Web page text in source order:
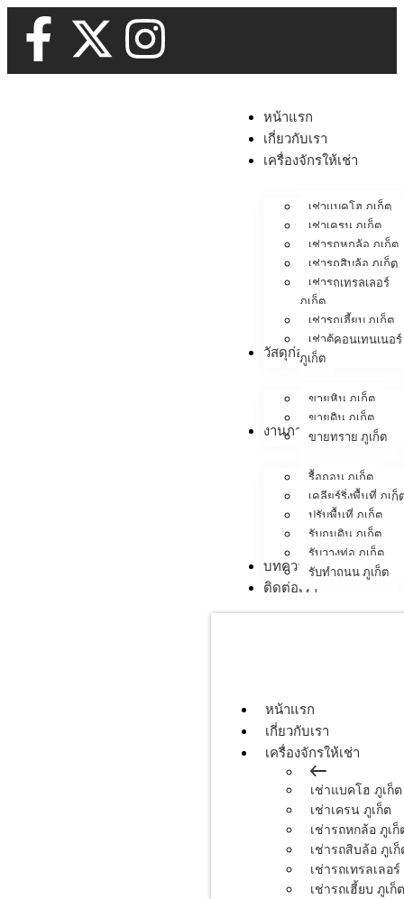
หน้าแรก
เกี่ยวกับเรา
เครื่องจักรให้เช่า
เช่าแบคโฮ ภูเก็ต
เช่าเครน ภูเก็ต
เช่ารถหกล้อ ภูเก็ต
เช่ารถสิบล้อ ภูเก็ต
เช่ารถเทรลเลอร์
ภูเก็ต
เช่ารถเฮี้ยบ ภูเก็ต
เช่าตู้คอนเทนเนอร์
ภูเก็ต
วัสดุก่อสร้าง
ขายหิน ภูเก็ต
ขายดิน ภูเก็ต
ขายทราย ภูเก็ต
งานภาคสนาม
รื้อถอน ภูเก็ต
เคลียร์ริ่งพื้นที่ ภูเก็
ปรับพื้นที่ ภูเก็ต
รับถมดิน ภูเก็ต
รับวางท่อ ภูเก็ต
รับทำถนน ภูเก็ต
บทความ
ติดต่อเรา
หน้าแรก
เกี่ยวกับเรา
เครื่องจักรให้เช่า
เช่าแบคโฮ ภูเก็ต
เช่าเครน ภูเก็ต
เช่ารถหกล้อ ภูเก็
เช่ารถสิบล้อ ภูเ
เช่ารถเทรลเลอ
เช่ารถเฮี้ยบ ภูเก็ต